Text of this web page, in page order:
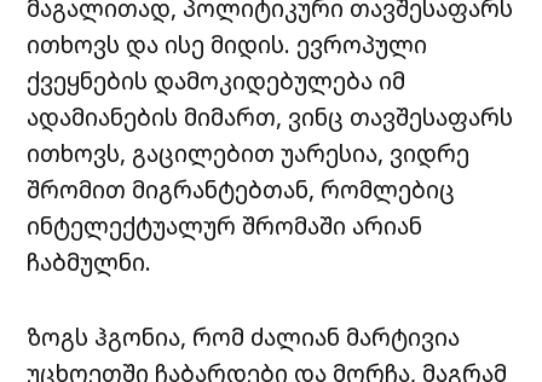
მაგალითად, პოლიტიკური თავშესაფარს
ითხოვს და ისე მიდის. ევროპული
ქვეყნების დამოკიდებულება იმ
ადამიანების მიმართ, ვინც თავშესაფარს
ითხოვს, გაცილებით უარესია, ვიდრე
შრომით მიგრანტებთან, რომლებიც
ინტელექტუალურ შრომაში არიან
ჩაბმულნი.
ზოგს ჰგონია, რომ ძალიან მარტივია
უცხოეთში ჩაბარდები და მორჩა, მაგრამ